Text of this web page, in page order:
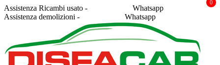
Assistenza Ricambi usato -
Whatsapp
Assistenza demolizioni -
Whatsapp
0